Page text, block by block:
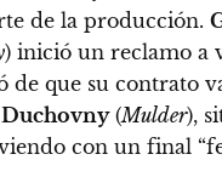
de la producción.
) inició un reclamo a
de que su contrato
(Mulder),
con un final